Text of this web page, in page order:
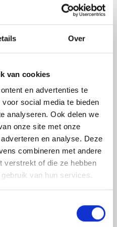
Over
van cookies
en advertenties te
social media te bieden
analyseren. Ook delen we
onze site met onze
en analyse. Deze
combineren met andere
verstrekt of die ze hebben
van hun services.
wegzet bij haar klanten,
Echter werkten ze